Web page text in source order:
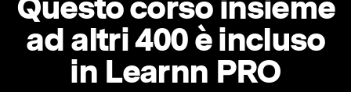
ad altri 400 è incluso
in Learnn PRO